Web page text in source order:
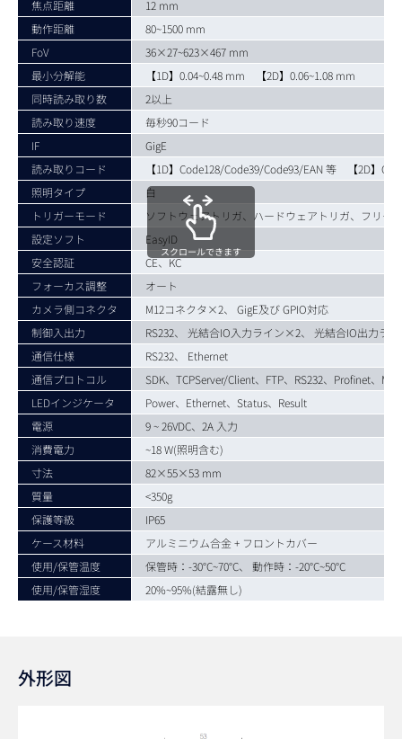
焦点距離
12 mm
動作距離
80~1500 mm
FoV
36×27~623×467 mm
最小分解能
【1D】0.04~0.48 mm 【2D】0.06~1.08 mm
同時読み取り数
2以上
読み取り速度
毎秒90コード
IF
GigE
読み取りコード
【1D】Code128/Code39/Code93/EAN 等 【2D】
照明タイプ
白
トリガーモード
ソフトウェアトリガ、ハードウェアトリガ、フリー
設定ソフト
EasyID
安全認証
CE、KC
フォーカス調整
オート
カメラ側コネクタ
M12コネクタ×2、 GigE及び GPIO対応
制御入出力
RS232、 光結合IO入力ライン×2、 光結合IO出力ラ
通信仕様
RS232、 Ethernet
通信プロトコル
SDK、TCPServer/Client、FTP、RS232、Profinet、
LEDインジケータ
Power、Ethernet、Status、Result
電源
9 ~ 26VDC、2A 入力
消費電力
~18 W(照明含む)
寸法
82×55×53 mm
質量
<350g
保護等級
IP65
ケース材料
アルミニウム合金 + フロントカバー
使用/保管温度
保管時：-30°C~70°C、 動作時：-20°C~50°C
使用/保管湿度
20%~95%(結露無し)
スクロールできます
外形図